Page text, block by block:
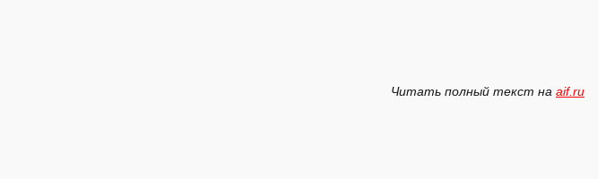
Читать полный текст на aif.ru